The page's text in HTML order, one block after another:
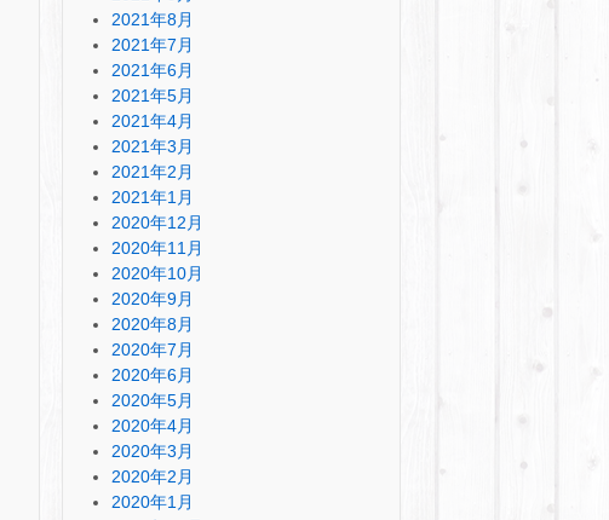
2021年8月
2021年7月
2021年6月
2021年5月
2021年4月
2021年3月
2021年2月
2021年1月
2020年12月
2020年11月
2020年10月
2020年9月
2020年8月
2020年7月
2020年6月
2020年5月
2020年4月
2020年3月
2020年2月
2020年1月